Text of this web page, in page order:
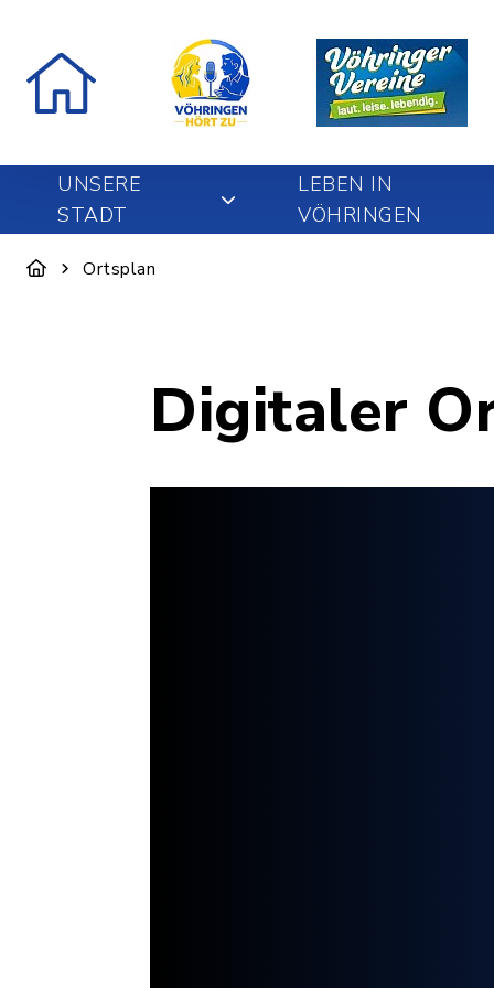
UNSERE
STADT
LEBEN IN
VÖHRINGEN
Ortsplan
Digitaler